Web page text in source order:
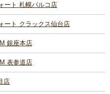
ート 札幌パルコ店
ート クラックス仙台店
銀座本店
表参道店
店